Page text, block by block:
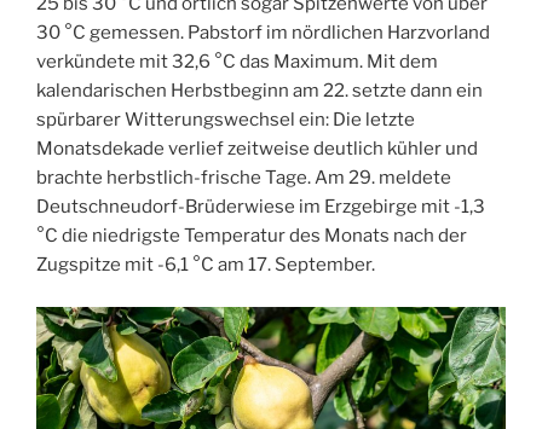
30 °C gemessen. Pabstorf im nördlichen Harzvorland
verkündete mit 32,6 °C das Maximum. Mit dem
kalendarischen Herbstbeginn am 22. setzte dann ein
spürbarer Witterungswechsel ein: Die letzte
Monatsdekade verlief zeitweise deutlich kühler und
brachte herbstlich-frische Tage. Am 29. meldete
Deutschneudorf-Brüderwiese im Erzgebirge mit -1,3
°C die niedrigste Temperatur des Monats nach der
Zugspitze mit -6,1 °C am 17. September.